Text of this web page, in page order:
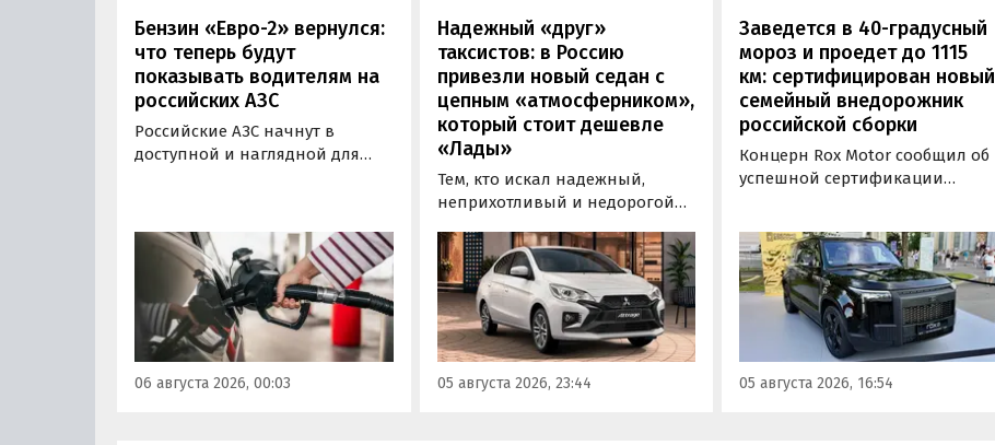
Бензин «Евро-2» вернулся:
что теперь будут
показывать водителям на
российских АЗС
Российские АЗС начнут в
доступной и наглядной для
отпускаемого топлива. Это
позволит автовладельцам
осознанно выбрать топливо
определенного класса — от
«Евро-2» до «Евро-5»,
сообщили в Минэнерго РФ.
06 августа 2026, 00:03
Надежный «друг»
таксистов: в Россию
привезли новый седан с
цепным «атмосферником»,
который стоит дешевле
«Лады»
Тем, кто искал надежный,
неприхотливый и недорогой
может подойти популярный у
азиатских таксистов седан
Mitsubishi Attrage. В Таиланде
он стоит от 1 380 000 рублей по
текущему курсу, а «частник» из
Екатеринбурга просит за него 1
600 000 рублей, узнали
05 августа 2026, 23:44
Заведется в 40-градусный
мороз и проедет до 1115
км: сертифицирован новый
семейный внедорожник
российской сборки
Концерн Rox Motor сообщил об
успешной сертификации
Модель получила Одобрение
типа транспортного средства
(ОТТС), позволяющее
выпускаться на
калининградском заводе
«Автотор» с российским VIN-
номером.
05 августа 2026, 16:54